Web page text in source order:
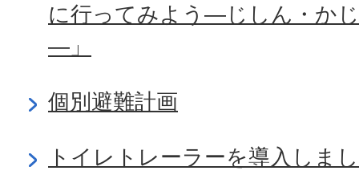
に行ってみよう―じしん・か
―」
個別避難計画
トイレトレーラーを導入しま